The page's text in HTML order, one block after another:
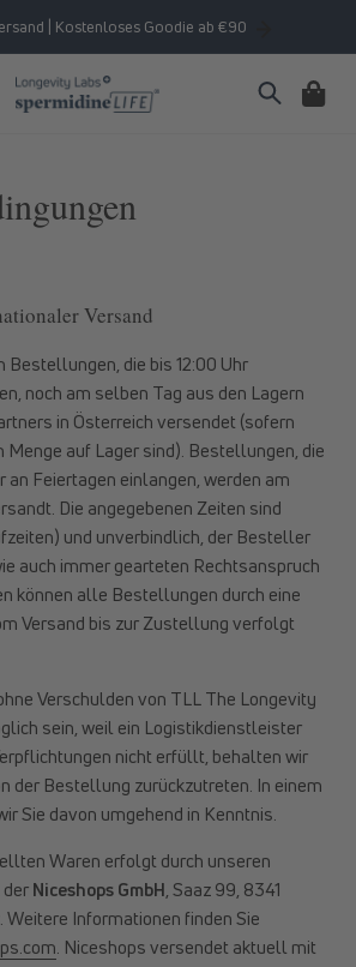
| Kostenloses Goodie ab €90
Warenkorb
Versand
Bestellungen, die bis 12:00 Uhr
noch am selben Tag aus den Lagern
in Österreich versendet (sofern
Menge auf Lager sind). Bestellungen, die
an Feiertagen einlangen, werden am
Die angegebenen Zeiten sind
und unverbindlich, der Besteller
auch immer gearteten Rechtsanspruch
können alle Bestellungen durch eine
Versand bis zur Zustellung verfolgt
Verschulden von TLL The Longevity
sein, weil ein Logistikdienstleister
nicht erfüllt, behalten wir
der Bestellung zurückzutreten. In einem
Sie davon umgehend in Kenntnis.
Waren erfolgt durch unseren
Niceshops GmbH, Saaz 99, 8341
Informationen finden Sie
. Niceshops versendet aktuell mit